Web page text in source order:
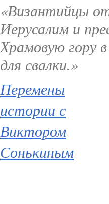
«Византийцы
Иерусалим и
Храмовую гору
для свалки.»
Перемены
истории с
Виктором
Сонькиным